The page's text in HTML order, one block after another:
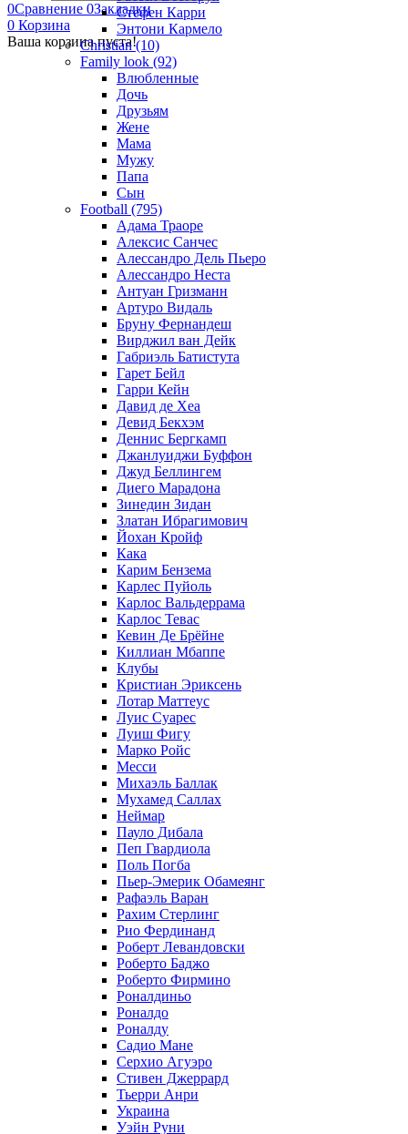
0Сравнение 0Закладки
0 Корзина
Ваша корзина пуста!
Стефен Карри
Энтони Кармело
Christian (10)
Family look (92)
Влюбленные
Дочь
Друзьям
Жене
Мама
Мужу
Папа
Сын
Football (795)
Адама Траоре
Алексис Санчес
Алессандро Дель Пьеро
Алессандро Неста
Антуан Гризманн
Артуро Видаль
Бруну Фернандеш
Вирджил ван Дейк
Габриэль Батистута
Гарет Бейл
Гарри Кейн
Давид де Хеа
Девид Бекхэм
Деннис Бергкамп
Джанлуиджи Буффон
Джуд Беллингем
Диего Марадона
Зинедин Зидан
Златан Ибрагимович
Йохан Кройф
Кака
Карим Бензема
Карлес Пуйоль
Карлос Вальдеррама
Карлос Тевас
Кевин Де Брёйне
Киллиан Мбаппе
Клубы
Кристиан Эриксень
Лотар Маттеус
Луис Суарес
Луиш Фигу
Марко Ройс
Месси
Михаэль Баллак
Мухамед Саллах
Неймар
Пауло Дибала
Пеп Гвардиола
Поль Погба
Пьер-Эмерик Обамеянг
Рафаэль Варан
Рахим Стерлинг
Рио Фердинанд
Роберт Левандовски
Роберто Баджо
Роберто Фирмино
Роналдиньо
Роналдо
Роналду
Садио Мане
Серхио Агуэро
Стивен Джеррард
Тьерри Анри
Украина
Уэйн Руни